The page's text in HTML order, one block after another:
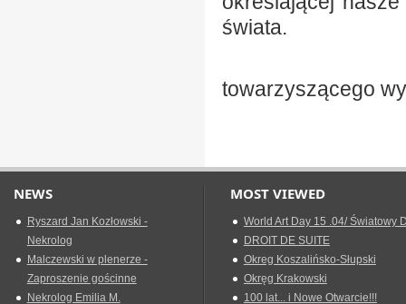
świata.
towarzyszącego
NEWS
Ryszard Jan Kozłowski -
Nekrolog
Malczewski w plenerze -
Zaproszenie gościnne
Nekrolog Emilia M.
MOST VIEWED
World Art Day 15 .04/ Światowy
DROIT DE SUITE
Okreg Koszalińsko-Słupski
Okręg Krakowski
100 lat... i Nowe Otwarcie!!!